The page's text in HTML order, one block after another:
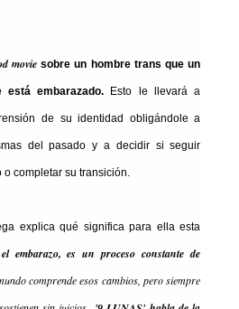
movie sobre un hombre trans que un
está embarazado. Esto le llevará a
de su identidad obligándole a
del pasado y a decidir si seguir
completar su transición.
explica qué significa para ella esta
embarazo, es un proceso constante de
comprende esos cambios, pero siempre